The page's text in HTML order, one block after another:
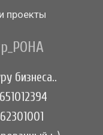
проекты
бизнеса..